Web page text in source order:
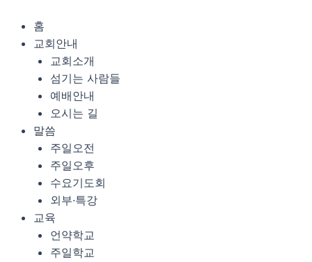
홈
교회안내
교회소개
섬기는 사람들
예배안내
오시는 길
말씀
주일오전
주일오후
수요기도회
외부·특강
교육
언약학교
주일학교